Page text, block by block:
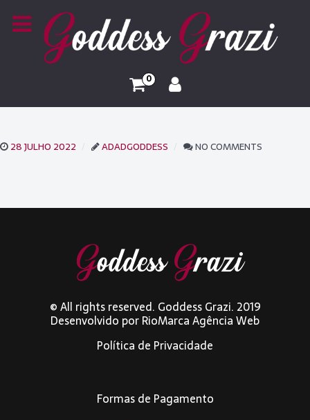
0
28 JULHO 2022 ADADGODDESS NO COMMENTS
© All rights reserved. Goddess Grazi. 2019
Desenvolvido porRioMarca Agência Web
Política de Privacidade
Formas de Pagamento